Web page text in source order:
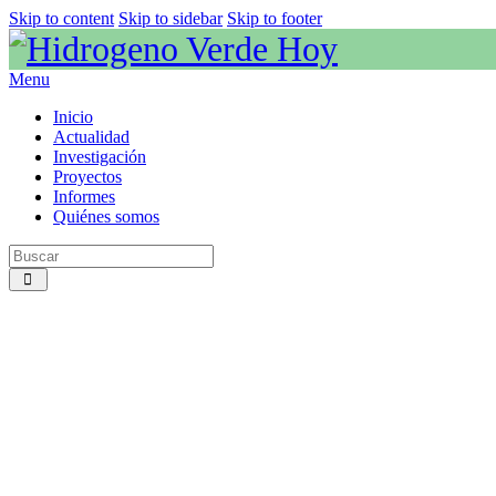
Skip to content Skip to sidebar Skip to footer
Menu
Inicio
Actualidad
Investigación
Proyectos
Informes
Quiénes somos